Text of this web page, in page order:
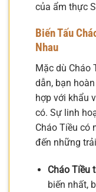
của ẩm thực
Biến Tấu
Nhau
Mặc dù Cháo
dẫn, bạn
hợp với khẩu
có. Sự linh
Cháo Tiều có
đến những
Cháo Tiều
biến nhất,